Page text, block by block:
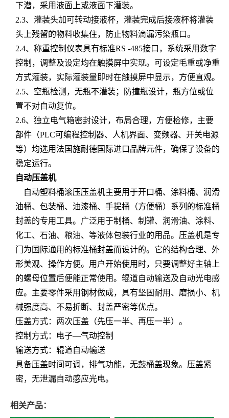
下潜，采用液面上或液面下灌装。
2.3、灌装头加可转动接液杯，灌装完成后接液杯将灌装
头上残留的物料收集住，防止物料滴漏污染瓶口。
2.4、称重控制仪表具有标准RS -485接口，系统采用数字
控制，调整及设定均在触摸屏中实现。可设定毛重或净重
方式灌装，实际灌装量即时在触摸屏中显示，方便直观。
2.5、空瓶检测，无瓶不灌装；防撞瓶设计，瓶方位或位
置不对自动复位。
2.6、独立电气箱密封设计，布局合理，方便检修，主要
部件（PLC可编程控制器、人机界面、变频器、开关电源
等）均选用法国施耐德国际进口品牌元件，确保了设备的
稳定运行。
自动压盖机
自动塑料桶滚压压盖机主要用于开口桶、涂料桶、润滑
油桶、包装桶、油漆桶、 手提桶（方便桶）系列的标准桶
封盖的专用工具。广泛用于制桶、制罐、润滑油、涂料、
化工、石油、粮油、等液体包装行业的用品。压盖机是专
门为国际通用的标准桶封盖而设计的。它的结构合理、外
形美观、操作方便。用 户开始使用时，只要调整好主轴上
的螺母位置后便能正常使用。辊道自动输送及自动光电感
应。主要零件采用钢材做成，具有坚固耐用、磨损小、机
械强度高、不易折断、封盖严密等优点。
压盖方式：两次压盖（先压一半、再压一半）。
控制方式：电子—气动控制
输送方式：辊道自动输送
具备压盖时间可调，排气功能，无鼓桶盖现象。压盖紧
密，无泄漏自动感应光电。
相关产品：